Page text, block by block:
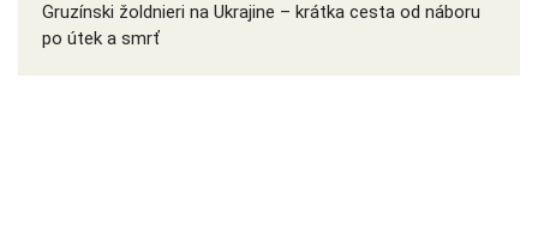
Gruzínski žoldnieri na Ukrajine – krátka cesta od náboru
po útek a smrť